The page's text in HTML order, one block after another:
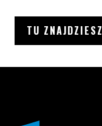
TU